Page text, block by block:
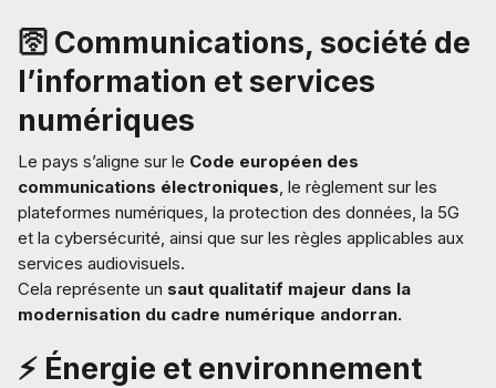
🛜 Communications, société de
l’information et services
numériques
Le pays s’aligne sur le Code européen des
communications électroniques, le règlement sur les
plateformes numériques, la protection des données, la 5G
et la cybersécurité, ainsi que sur les règles applicables aux
services audiovisuels.
Cela représente un saut qualitatif majeur dans la
modernisation du cadre numérique andorran.
⚡ Énergie et environnement